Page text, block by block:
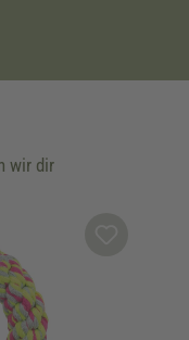
wir dir